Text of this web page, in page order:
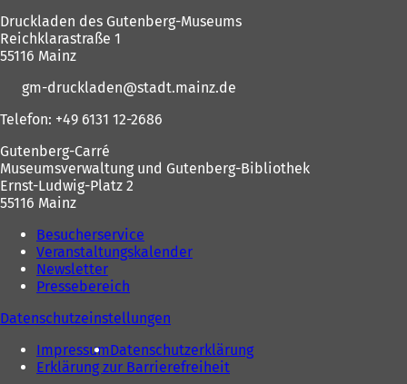
Druckladen des Gutenberg-Museums
Reichklarastraße 1
55116 Mainz
gm-druckladen
stadt.mainz de
Telefon: +49 6131 12-2686
Gutenberg-Carré
Museumsverwaltung und Gutenberg-Bibliothek
Ernst-Ludwig-Platz 2
55116 Mainz
Besucherservice
Veranstaltungskalender
Newsletter
Pressebereich
Datenschutzeinstellungen
ImpressumDatenschutzerklärung
Erklärung zur Barrierefreiheit